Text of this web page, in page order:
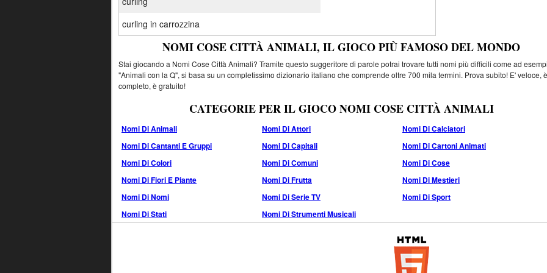
curling in carrozzina
NOMI COSE CITTÀ ANIMALI, IL GIOCO PIÙ FAMOSO DEL MONDO
Stai giocando a Nomi Cose Città Animali? Tramite questo suggeritore di parole potrai trovare tutti nomi più difficili come ad
"Animali con la Q", si basa su un completissimo dizionario italiano che comprende oltre 700 mila termini. Prova subito! E' veloce, è
completo, è gratuito!
CATEGORIE PER IL GIOCO NOMI COSE CITTÀ ANIMALI
Nomi Di Animali Nomi Di Attori
Nomi Di Calciatori
Nomi Di Cantanti E Gruppi
Nomi Di Capitali
Nomi Di Cartoni Animati
Nomi Di Colori
Nomi Di Comuni
Nomi Di Cose
Nomi Di Fiori E Piante
Nomi Di Frutta
Nomi Di Mestieri
Nomi Di Nomi
Nomi Di Serie TV
Nomi Di Sport
Nomi Di Stati
Nomi Di Strumenti Musicali